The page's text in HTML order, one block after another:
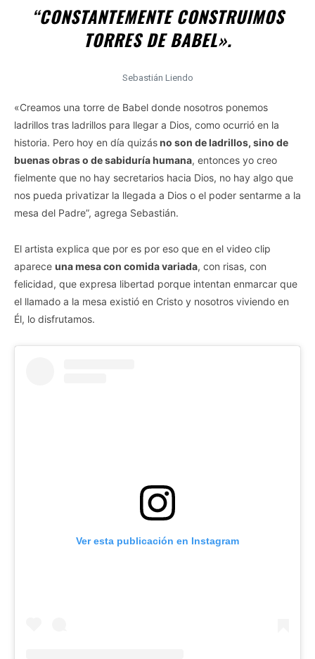
“CONSTANTEMENTE CONSTRUIMOS
TORRES DE BABEL».
Sebastián Liendo
«Creamos una torre de Babel donde nosotros ponemos
ladrillos tras ladrillos para llegar a Dios, como ocurrió en la
historia. Pero hoy en día quizásno son de ladrillos, sino de
buenas obras o de sabiduría humana, entonces yo creo
fielmente que no hay secretarios hacia Dios, no hay algo que
nos pueda privatizar la llegada a Dios o el poder sentarme a la
mesa del Padre”, agrega Sebastián.
El artista explica que por es por eso que en el video clip
aparece una mesa con comida variada, con risas, con
felicidad, que expresa libertad porque intentan enmarcar que
el llamado a la mesa existió en Cristo y nosotros viviendo en
Él, lo disfrutamos.
Ver esta publicación en Instagram